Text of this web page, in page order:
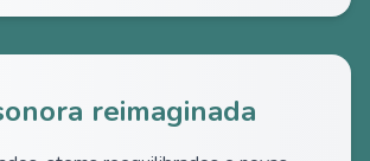
reimaginada